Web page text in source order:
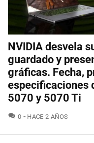
NVIDIA desvela
guardado y
gráficas. Fecha,
especificaciones
5070 y 5070 Ti
0 COMENTARIOS
HACE 2 AÑOS